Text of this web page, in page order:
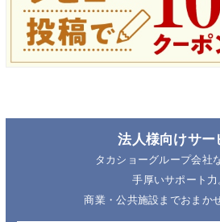
法人様向けサー
タカショーグループ会社
手厚いサポート力
商業・公共施設までおまか